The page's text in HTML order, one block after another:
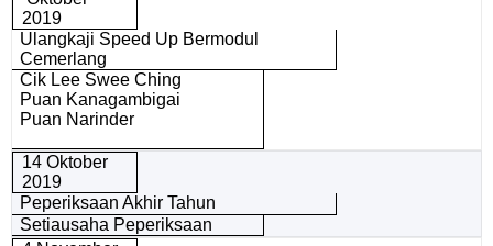
2019
Ulangkaji Speed Up Bermodul
Cemerlang
Cik Lee Swee Ching
Puan Kanagambigai
Puan Narinder
14 Oktober
2019
Peperiksaan Akhir Tahun
Setiausaha Peperiksaan